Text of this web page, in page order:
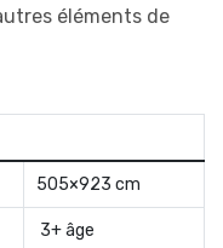
éléments de
505×923 cm
3+ âge